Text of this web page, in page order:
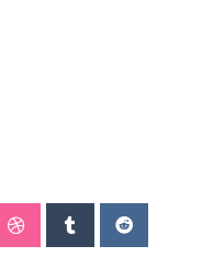
StumbleUpon
TumblrReddit